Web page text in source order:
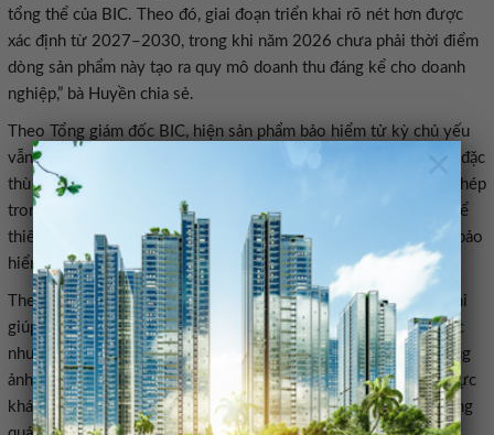
×
tổng thể của BIC. Theo đó, giai đoạn triển khai rõ nét hơn được
xác định từ 2027–2030, trong khi năm 2026 chưa phải thời điểm
dòng sản phẩm này tạo ra quy mô doanh thu đáng kể cho doanh
nghiệp,” bà Huyền chia sẻ.
Theo Tổng giám đốc BIC, hiện sản phẩm bảo hiểm tử kỳ chủ yếu
vẫn tập trung tại các công ty bảo hiểm nhân thọ. Tuy nhiên, với đặc
thù các sản phẩm ngắn hạn dưới một năm được pháp luật cho phép
trong khối phi nhân thọ, BIC có thể tận dụng sự linh hoạt này để
thiết kế các gói bảo hiểm tử kỳ kết hợp cùng những sản phẩm bảo
hiểm phi nhân thọ hiện có.
Theo định hướng của doanh nghiệp, cách tiếp cận này không chỉ
giúp gia tăng giá trị cho khách hàng mà còn đáp ứng tốt hơn các
nhu cầu bảo vệ tài chính ngắn hạn, đồng thời vẫn đảm bảo không
ảnh hưởng đến quyền lợi của các đơn vị hoạt động trong lĩnh vực
khác. BIC cho biết sẽ tiếp tục đồng hành cùng Bộ Tài chính trong